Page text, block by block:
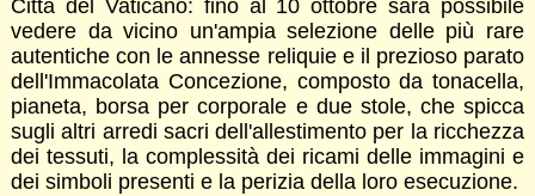
Città del Vaticano: fino al 10 ottobre sarà possibile
vedere da vicino un'ampia selezione delle più rare
autentiche con le annesse reliquie e il prezioso parato
dell'Immacolata Concezione, composto da tonacella,
pianeta, borsa per corporale e due stole, che spicca
sugli altri arredi sacri dell'allestimento per la ricchezza
dei tessuti, la complessità dei ricami delle immagini e
dei simboli presenti e la perizia della loro esecuzione.